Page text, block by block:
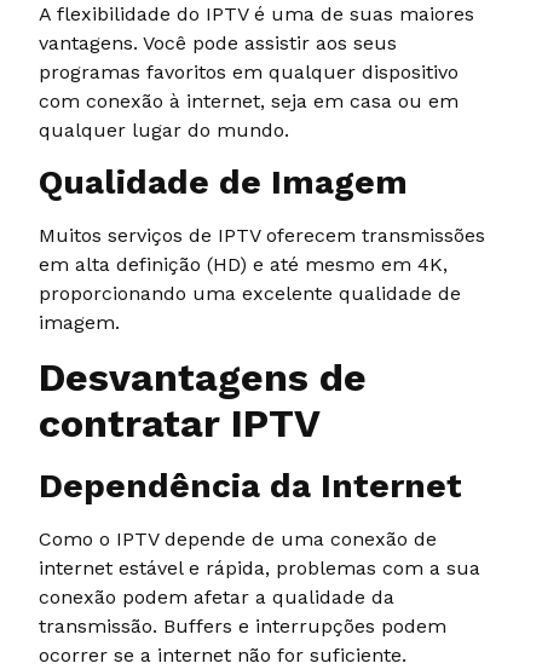
A flexibilidade do IPTV é uma de suas maiores
vantagens. Você pode assistir aos seus
programas favoritos em qualquer dispositivo
com conexão à internet, seja em casa ou em
qualquer lugar do mundo.
Qualidade de Imagem
Muitos serviços de IPTV oferecem transmissões
em alta definição (HD) e até mesmo em 4K,
proporcionando uma excelente qualidade de
imagem.
Desvantagens de
contratar IPTV
Dependência da Internet
Como o IPTV depende de uma conexão de
internet estável e rápida, problemas com a sua
conexão podem afetar a qualidade da
transmissão. Buffers e interrupções podem
ocorrer se a internet não for suficiente.